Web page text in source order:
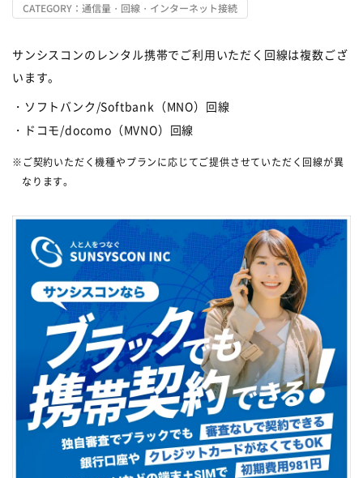
CATEGORY：通信量・回線・インターネット接続
サンシスコンのレンタル携帯でご利用いただく回線は複数ござ
います。
・ソフトバンク/Softbank（MNO）回線
・ドコモ/docomo（MVNO）回線
※ご契約いただく機種やプランに応じてご提供させていただく回線が異
なります。